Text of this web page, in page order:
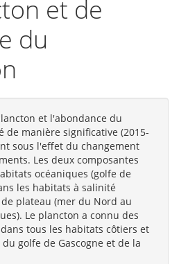
et de
du
et l'abondance du
de manière significative (2015-
sous l'effet du changement
Les deux composantes
océaniques (golfe de
les habitats à salinité
plateau (mer du Nord au
Le plancton a connu des
tous les habitats côtiers et
golfe de Gascogne et de la